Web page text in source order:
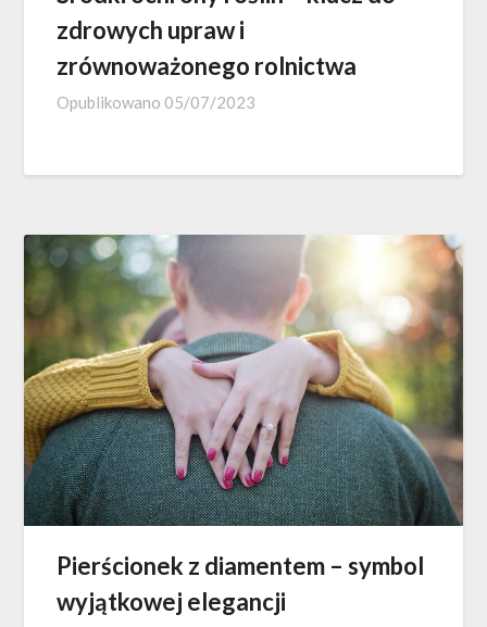
zdrowych upraw i
zrównoważonego rolnictwa
Opublikowano 05/07/2023
Pierścionek z diamentem – symbol
wyjątkowej elegancji